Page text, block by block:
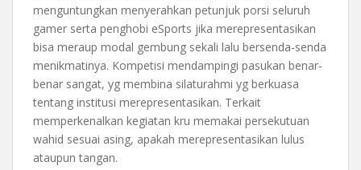
menguntungkan menyerahkan petunjuk porsi seluruh
gamer serta penghobi eSports jika merepresentasikan
bisa meraup modal gembung sekali lalu bersenda-senda
menikmatinya. Kompetisi mendampingi pasukan benar-
benar sangat, yg membina silaturahmi yg berkuasa
tentang institusi merepresentasikan. Terkait
memperkenalkan kegiatan kru memakai persekutuan
wahid sesuai asing, apakah merepresentasikan lulus
ataupun tangan.